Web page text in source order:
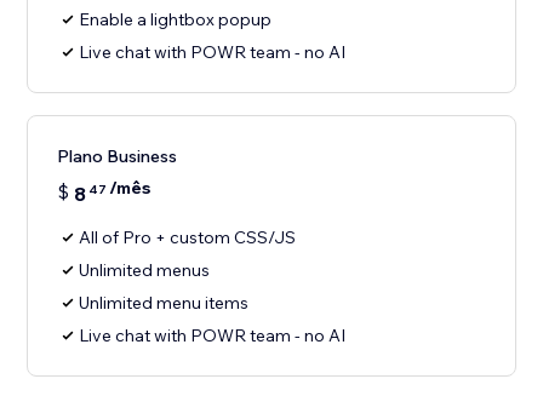
Enable a lightbox popup
Live chat with POWR team - no AI
Plano Business
$ 8 47 /mês
All of Pro + custom CSS/JS
Unlimited menus
Unlimited menu items
Live chat with POWR team - no AI